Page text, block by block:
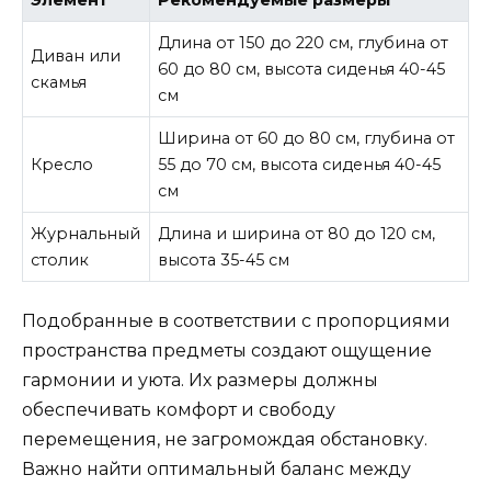
Диван или
скамья
Длина от 150 до 220 см, глубина от
60 до 80 см, высота сиденья 40-45
см
Кресло
Ширина от 60 до 80 см, глубина от
55 до 70 см, высота сиденья 40-45
см
Журнальный
столик
Длина и ширина от 80 до 120 см,
высота 35-45 см
Подобранные в соответствии с пропорциями
пространства предметы создают ощущение
гармонии и уюта. Их размеры должны
обеспечивать комфорт и свободу
перемещения, не загромождая обстановку.
Важно найти оптимальный баланс между